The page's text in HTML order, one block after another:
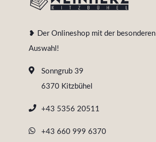
❥ Der Onlineshop mit der besonderen
Auswahl!
Sonngrub 39
6370 Kitzbühel
+43 5356 20511
+43 660 999 6370